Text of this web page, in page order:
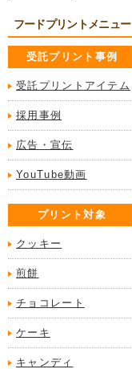
フードプリントメニュー
受託プリント事例
受託プリントアイテム
採用事例
広告・宣伝
YouTube動画
プリント対象
クッキー
煎餅
チョコレート
ケーキ
キャンディ